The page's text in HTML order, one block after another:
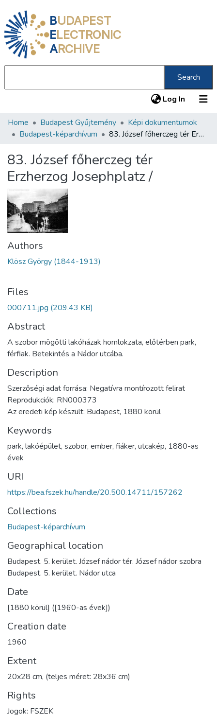
BUDAPEST
ELECTRONIC
ARCHIVE
Search
Log In (current)
Communities & Collections
Statistics
About us
Home Budapest Gyűjtemény
Képi dokumentumok
Budapest-képarchívum
83. József főherczeg tér Erzherzog Josephplatz /
83. József főherczeg tér
Erzherzog Josephplatz /
Authors
Klösz György (1844-1913)
Files
000711.jpg (209.43 KB)
Abstract
A szobor mögötti lakóházak homlokzata, előtérben park,
férfiak. Betekintés a Nádor utcába.
Description
Szerzőségi adat forrása: Negatívra montírozott felirat
Reprodukciók: RN000373
Az eredeti kép készült: Budapest, 1880 körül
Keywords
park, lakóépület, szobor, ember, fiáker, utcakép, 1880-as
évek
URI
https://bea.fszek.hu/handle/20.500.14711/157262
Collections
Budapest-képarchívum
Geographical location
Budapest. 5. kerület. József nádor tér. József nádor szobra
Budapest. 5. kerület. Nádor utca
Date
[1880 körül] ([1960-as évek])
Creation date
1960
Extent
20x28 cm, (teljes méret: 28x36 cm)
Rights
Jogok: FSZEK